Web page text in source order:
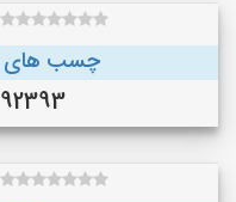
چسب های frp بر پایه اپوکسی